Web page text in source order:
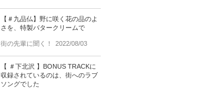
【＃九品仏】野に咲く花の品のよ
さを、特製バタークリームで
街の先輩に聞く！ 2022/08/03
【 ＃下北沢 】BONUS TRACKに
収録されているのは、街へのラブ
ソングでした